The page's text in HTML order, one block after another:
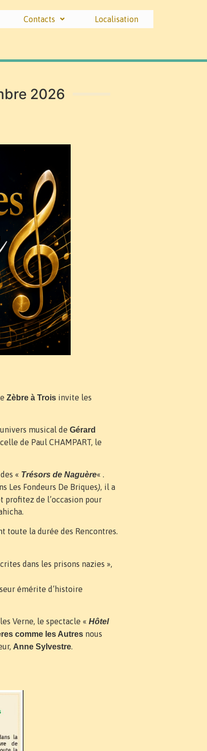
Contacts Localisation
2026
Zèbre à Trois invite les
musical de Gérard
de Paul CHAMPART, le
« Trésors de Naguère« .
Les Fondeurs De Briques), il a
profitez de l’occasion pour
toute la durée des Rencontres.
dans les prisons nazies »,
émérite d’histoire
Verne, le spectacle « Hôtel
comme les Autres nous
Anne Sylvestre.